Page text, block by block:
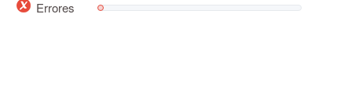
Errores